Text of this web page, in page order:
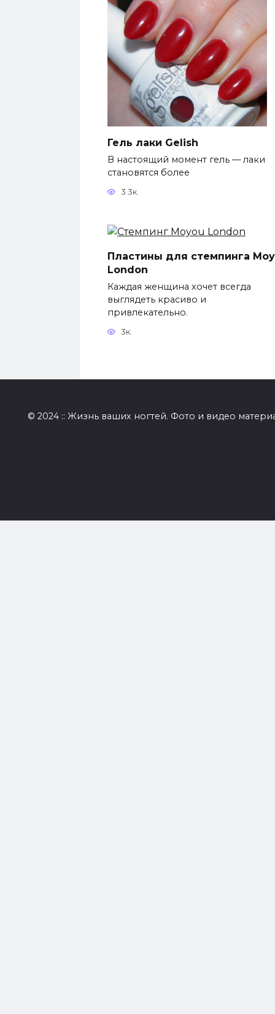
Гель лаки Gelish
В настоящий момент гель — лаки
становятся более
3.3к.
Пластины для стемпинга
London
Каждая женщина хочет всегда
выглядеть красиво и
привлекательно.
3к.
© 2024 :: Жизнь ваших ногтей. Фото и видео